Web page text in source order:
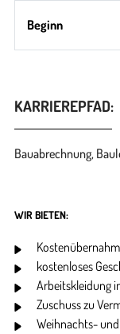
Beginn
KARRIEREPFAD:
Bauabrechnung,
WIR BIETEN:
kostenloses
Arbeitskleidung
Zuschuss zu
Weihnachts-